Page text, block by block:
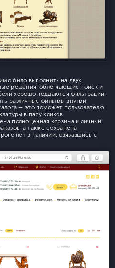
было выполнить на двух
решения, облегчающие поиск и
хорошо поддаются фильтрации,
различные фильтры внутри
— это поможет пользователю
в пару кликов.
полноценная корзина и личный
а также сохранена
нет в наличии, связавшись с
art-furniture.su